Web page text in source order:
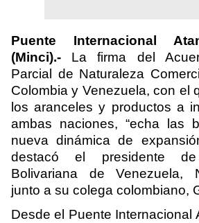
Puente Internacional
(Minci).- La firma del
Parcial de Naturaleza
Colombia y Venezuela, con el
los aranceles y productos a
ambas naciones, “echa las
nueva dinámica de
destacó el presidente
Bolivariana de Venezuela,
junto a su colega colombiano,
Desde el Puente Internacional